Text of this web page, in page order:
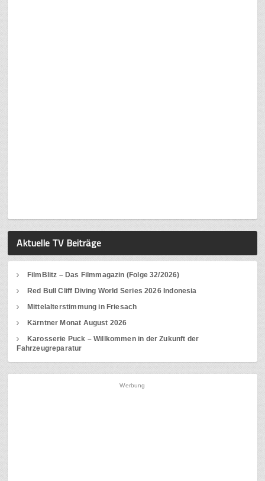
Aktuelle TV Beiträge
FilmBlitz – Das Filmmagazin (Folge 32/2026)
Red Bull Cliff Diving World Series 2026 Indonesia
Mittelalterstimmung in Friesach
Kärntner Monat August 2026
Karosserie Puck – Willkommen in der Zukunft der
Fahrzeugreparatur
Werbung